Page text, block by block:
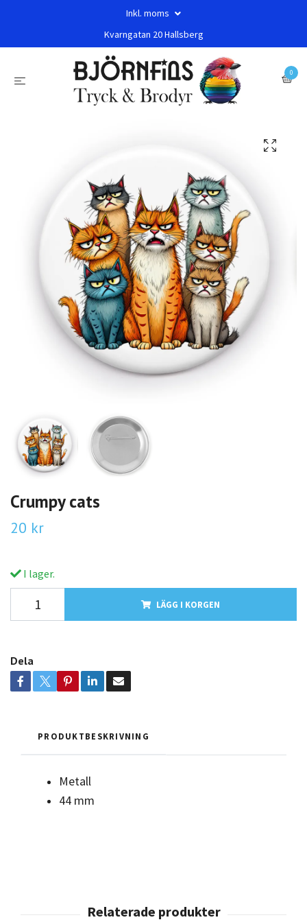
Inkl. moms
Kvarngatan 20 Hallsberg
0
Crumpy cats
20 kr
I lager.
LÄGG I KORGEN
Dela
PRODUKTBESKRIVNING
Metall
44 mm